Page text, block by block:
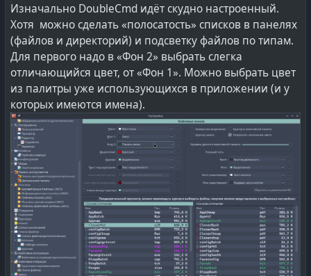
Изначально DoubleCmd идёт скудно настроенный.
Хотя можно сделать «полосатость» списков в панелях
(файлов и директорий) и подсветку файлов по типам.
Для первого надо в «Фон 2» выбрать слегка
отличающийся цвет, от «Фон 1». Можно выбрать цвет
из палитры уже использующихся в приложении (и у
которых имеются имена).